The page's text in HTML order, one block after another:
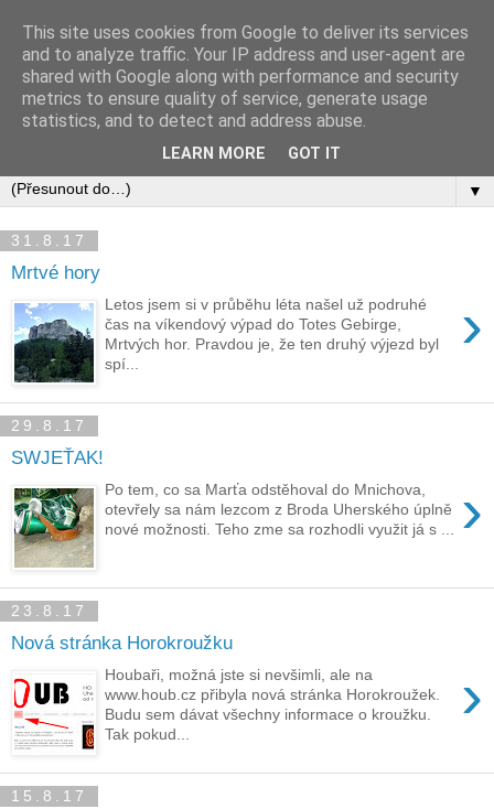
▼
31.8.17
Mrtvé hory
›
Letos jsem si v průběhu léta našel už podruhé
čas na víkendový výpad do Totes Gebirge,
Mrtvých hor. Pravdou je, že ten druhý výjezd byl
spí...
29.8.17
SWJEŤAK!
›
Po tem, co sa Marťa odstěhoval do Mnichova,
otevřely sa nám lezcom z Broda Uherského úplně
nové možnosti. Teho zme sa rozhodli využit já s ...
23.8.17
Nová stránka Horokroužku
›
Houbaři, možná jste si nevšimli, ale na
www.houb.cz přibyla nová stránka Horokroužek.
Budu sem dávat všechny informace o kroužku.
Tak pokud...
15.8.17
This site uses cookies from Google to deliver its services
and to analyze traffic. Your IP address and user-agent are
shared with Google along with performance and security
metrics to ensure quality of service, generate usage
statistics, and to detect and address abuse.
LEARN MORE GOT IT